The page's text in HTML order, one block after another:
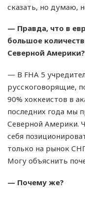
сказать, но думаю,
— Правда, что в
большое
Северной Америки?
— В FHA 5
русскоговорящие,
90% хоккеистов в
последних года мы
Северной Америки.
себя
только на рынок
Могу объяснить
— Почему же?